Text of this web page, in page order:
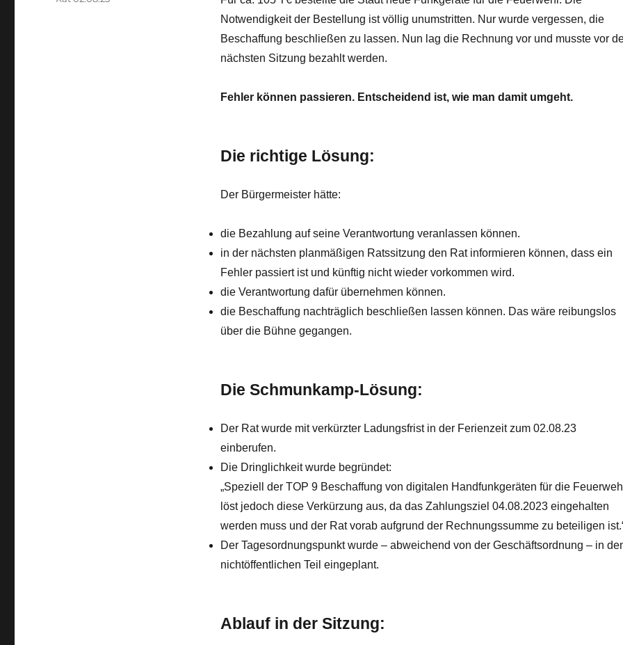
Notwendigkeit der Bestellung ist völlig unumstritten. Nur wurde vergessen, die
Beschaffung beschließen zu lassen. Nun lag die Rechnung vor und musste vor
nächsten Sitzung bezahlt werden.
Fehler können passieren. Entscheidend ist, wie man damit umgeht.
Die richtige Lösung:
Der Bürgermeister hätte:
die Bezahlung auf seine Verantwortung veranlassen können.
in der nächsten planmäßigen Ratssitzung den Rat informieren können, dass ein
Fehler passiert ist und künftig nicht wieder vorkommen wird.
die Verantwortung dafür übernehmen können.
die Beschaffung nachträglich beschließen lassen können. Das wäre reibungslos
über die Bühne gegangen.
Die Schmunkamp-Lösung:
Der Rat wurde mit verkürzter Ladungsfrist in der Ferienzeit zum 02.08.23
einberufen.
Die Dringlichkeit wurde begründet:
„Speziell der TOP 9 Beschaffung von digitalen Handfunkgeräten für die
löst jedoch diese Verkürzung aus, da das Zahlungsziel 04.08.2023 eingehalten
werden muss und der Rat vorab aufgrund der Rechnungssumme zu beteiligen
Der Tagesordnungspunkt wurde – abweichend von der Geschäftsordnung – in
nichtöffentlichen Teil eingeplant.
Ablauf in der Sitzung: